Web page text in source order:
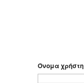
Όνομα χρήστη